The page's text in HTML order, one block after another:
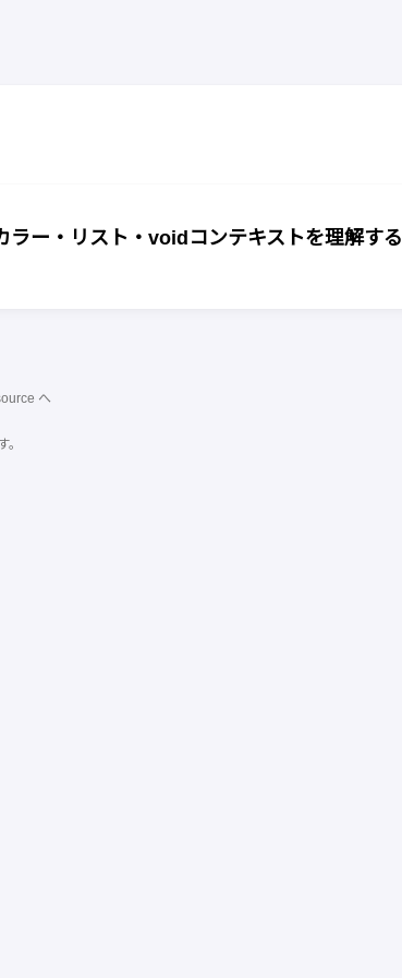
ラー・リスト・voidコンテキストを理解する
へ